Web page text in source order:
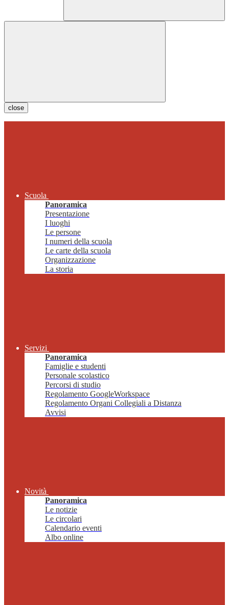
close
Scuola
Panoramica
Presentazione
I luoghi
Le persone
I numeri della scuola
Le carte della scuola
Organizzazione
La storia
Servizi
Panoramica
Famiglie e studenti
Personale scolastico
Percorsi di studio
Regolamento GoogleWorkspace
Regolamento Organi Collegiali a Distanza
Avvisi
Novità
Panoramica
Le notizie
Le circolari
Calendario eventi
Albo online